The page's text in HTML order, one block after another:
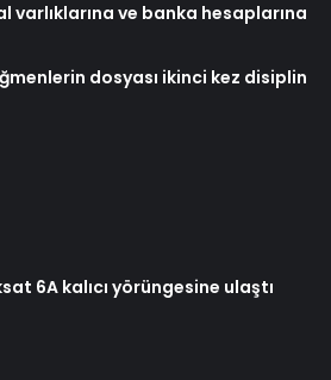
varlıklarına ve banka hesaplarına
dosyası ikinci kez disiplin
6A kalıcı yörüngesine ulaştı